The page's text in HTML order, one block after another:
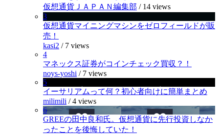
仮想通貨ＪＡＰＡＮ編集部 / 14 views
3
仮想通貨マイニングマシンをゼロフィールドが販
売！
kasi2 / 7 views
4
マネックス証券がコインチェック買収？！
noys-yoshi / 7 views
5
イーサリアムって何？初心者向けに簡単まとめ
milimili /4 views
6
GREEの田中良和氏。仮想通貨に先行投資しなか
ったことを後悔していた！